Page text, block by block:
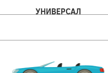
УНИВЕРСАЛ